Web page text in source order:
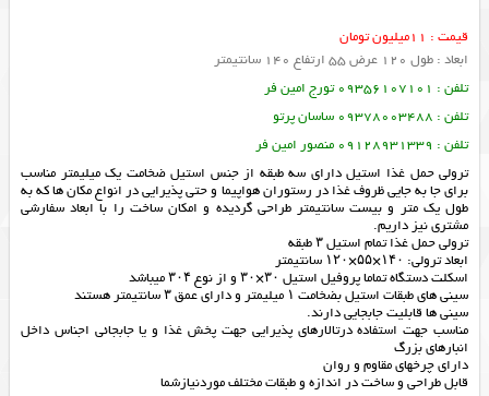
قیمت : 11میلیون تومان
ابعاد : طول 120 عرض 55 ارتفاع 140 سانتیمتر
تلفن : 09356107101 تورج امین فر
تلفن : 09378003488 ساسان پرتو
تلفن : 09128931339 منصور امین فر
ترولی حمل غذا استیل دارای سه طبقه از جنس استیل ضخامت یک میلیمتر مناسب
برای جا به جایی ظروف غذا در رستوران هواپیما و حتی پذیرایی در انواع مکان ها که به
طول یک متر و بیست سانتیمتر طراحی گردیده و امکان ساخت را با ابعاد سفارشی
مشتری نیز داریم.
ترولی حمل غذا تمام استیل ۳ طبقه
ابعاد ترولی: ۱۴۰×۵۵×۱۲۰ سانتیمتر
اسکلت دستگاه تماما پروفیل استیل ۳۰×۳۰ و از نوع ۳۰۴ میباشد
سینی های طبقات استیل بضخامت ۱ میلیمتر و دارای عمق ۳ سانتیمتر هستند
سینی ها قابلیت جابجایی دارند.
مناسب جهت استفاده درتالارهای پذیرایی جهت پخش غذا و یا جابجائی اجناس داخل
انبارهای بزرگ
دارای چرخهای مقاوم و روان
قابل طراحی و ساخت در اندازه و طبقات مختلف موردنیازشما